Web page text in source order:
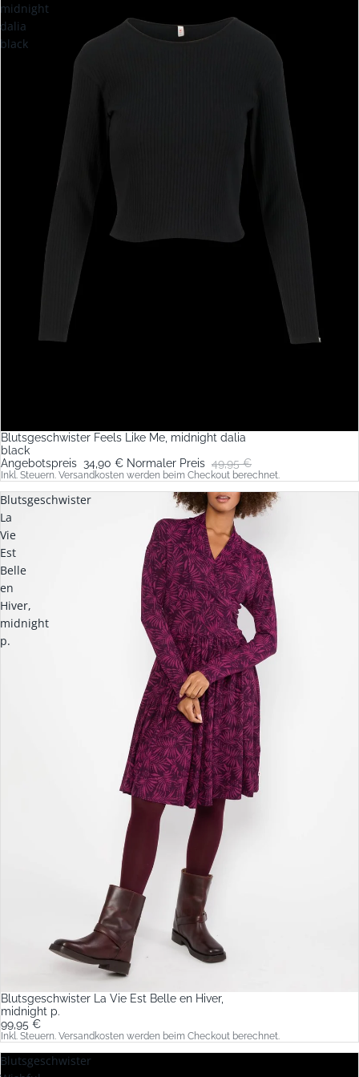
midnight
dalia
black
Sale
Blutsgeschwister Feels Like Me, midnight dalia
black
Angebotspreis 34,90 € Normaler Preis 49,95 €
Inkl. Steuern. Versandkosten werden beim Checkout berechnet.
Blutsgeschwister
La
Vie
Est
Belle
en
Hiver,
midnight
p.
Blutsgeschwister La Vie Est Belle en Hiver,
midnight p.
99,95 €
Inkl. Steuern. Versandkosten werden beim Checkout berechnet.
Blutsgeschwister